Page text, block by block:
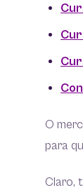
O
para
Claro,